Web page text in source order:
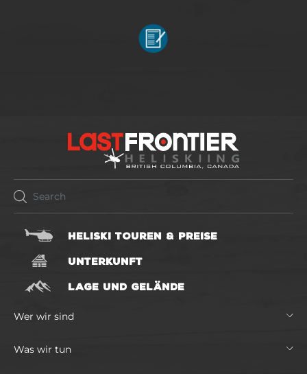
HELISKI TOUREN & PREISE
UNTERKUNFT
LAGE UND GELÄNDE
Wer wir sind
Was wir tun